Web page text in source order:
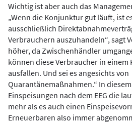
Wichtig ist aber auch das
„Wenn die Konjunktur gut läuft, ist
ausschließlich
Verbrauchern auszuhandeln“, sagt
höher, da Zwischenhändler
können diese Verbraucher in
ausfallen. Und sei es angesichts von
Quarantänemaßnahmen.“ In
Einspeisungen nach dem EEG die
mehr als es auch einen
Erneuerbaren also immer